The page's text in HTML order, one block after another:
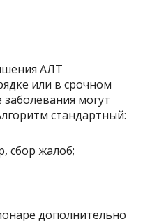
АЛТ
или в срочном
могут
стандартный:
сбор жалоб;
дополнительно